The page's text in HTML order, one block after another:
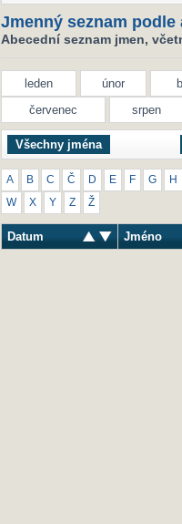
Jmenný seznam podle
Abecední seznam jmen,
leden únor
červenec
srpen
Všechny jména
A B C Č D E F G H
W X Y Z Ž
Datum Jméno